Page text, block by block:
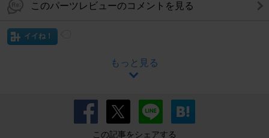
このパーツレビューのコメントを見る
イイね！
もっと見る
この記事をシェアする